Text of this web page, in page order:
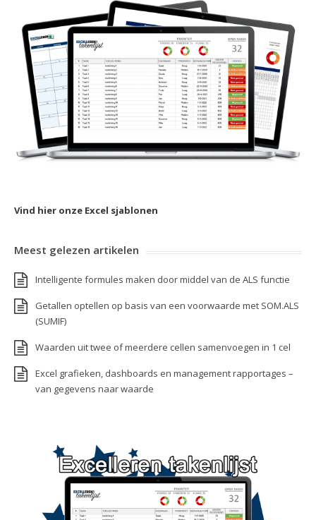
Vind hier onze Excel sjablonen
Meest gelezen artikelen
Intelligente formules maken door middel van de ALS functie
Getallen optellen op basis van een voorwaarde met SOM.ALS
(SUMIF)
Waarden uit twee of meerdere cellen samenvoegen in 1 cel
Excel grafieken, dashboards en management rapportages –
van gegevens naar waarde